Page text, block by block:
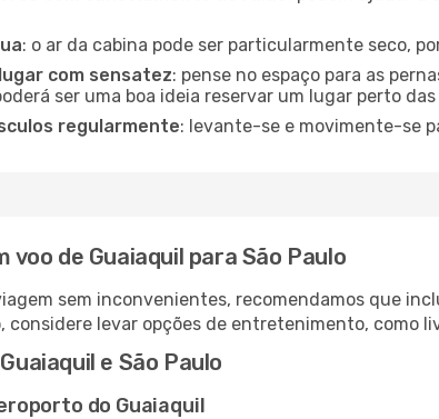
: o ar da cabina pode ser particularmente seco,
com sensatez: pense no espaço para as
ser uma boa ideia reservar um lugar perto
regularmente: levante-se e movimente-se
voo de Guaiaquil para São Paulo
sem inconvenientes, recomendamos que
considere levar opções de entretenimento, como
e São Paulo
do Guaiaquil